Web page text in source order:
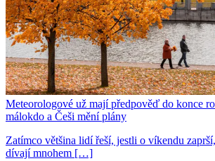
Meteorologové už mají předpověď do konce
málokdo a Češi mění plány
Zatímco většina lidí řeší, jestli o víkendu
dívají mnohem […]